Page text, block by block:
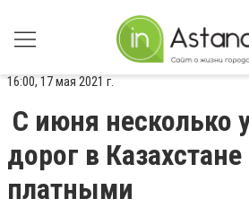
16:00, 17 мая 2021 г.
С июня несколько
дорог в Казахстане
платными